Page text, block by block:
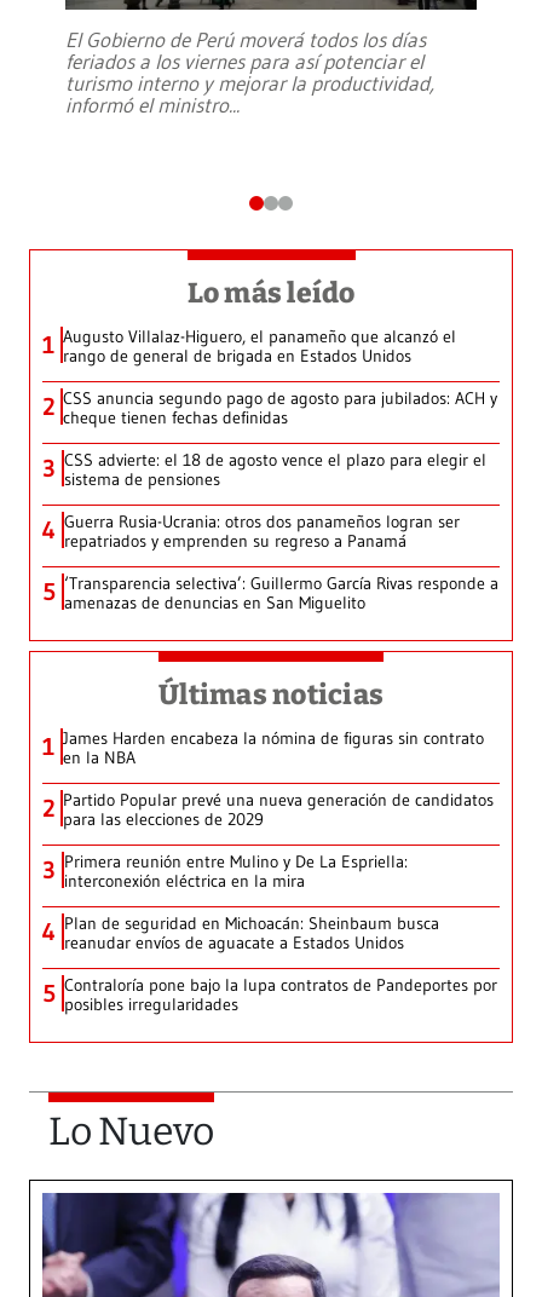
El Gobierno de Perú moverá todos los días
feriados a los viernes para así potenciar el
turismo interno y mejorar la productividad,
informó el ministro...
Lo más leído
1 Augusto Villalaz-Higuero, el panameño que alcanzó el
rango de general de brigada en Estados Unidos
2 CSS anuncia segundo pago de agosto para jubilados: ACH y
cheque tienen fechas definidas
3 CSS advierte: el 18 de agosto vence el plazo para elegir el
sistema de pensiones
4 Guerra Rusia-Ucrania: otros dos panameños logran ser
repatriados y emprenden su regreso a Panamá
5 ‘Transparencia selectiva’: Guillermo García Rivas responde a
amenazas de denuncias en San Miguelito
Últimas noticias
1 James Harden encabeza la nómina de figuras sin contrato
en la NBA
2 Partido Popular prevé una nueva generación de candidatos
para las elecciones de 2029
3 Primera reunión entre Mulino y De La Espriella:
interconexión eléctrica en la mira
4 Plan de seguridad en Michoacán: Sheinbaum busca
reanudar envíos de aguacate a Estados Unidos
5 Contraloría pone bajo la lupa contratos de Pandeportes por
posibles irregularidades
Lo Nuevo